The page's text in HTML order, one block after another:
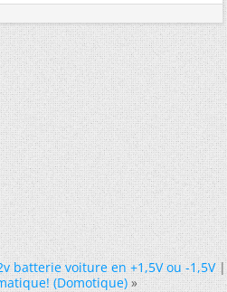
batterie voiture en +1,5V ou -1,5V|
(Domotique) »